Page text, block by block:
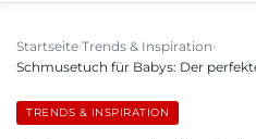
Startseite Trends & Inspiration
Schmusetuch für Babys: Der
TRENDS & INSPIRATION